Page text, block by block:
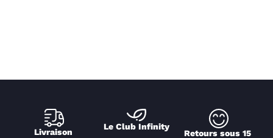
Livraison
Le Club Infinity
Retours sous 15